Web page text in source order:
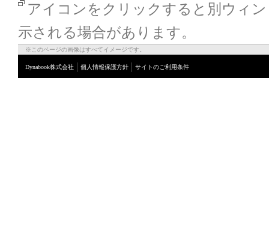
アイコンをクリックすると別ウィ
示される場合があります。
※このページの画像はすべてイメージです。
Dynabook株式会社 個人情報保護方針 サイトのご利用条件